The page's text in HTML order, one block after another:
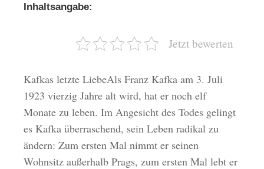
Inhaltsangabe:
Jetzt bewerten
Kafkas letzte LiebeAls Franz Kafka am 3. Juli
1923 vierzig Jahre alt wird, hat er noch elf
Monate zu leben. Im Angesicht des Todes gelingt
es Kafka überraschend, sein Leben radikal zu
ändern: Zum ersten Mal nimmt er seinen
Wohnsitz außerhalb Prags, zum ersten Mal lebt er